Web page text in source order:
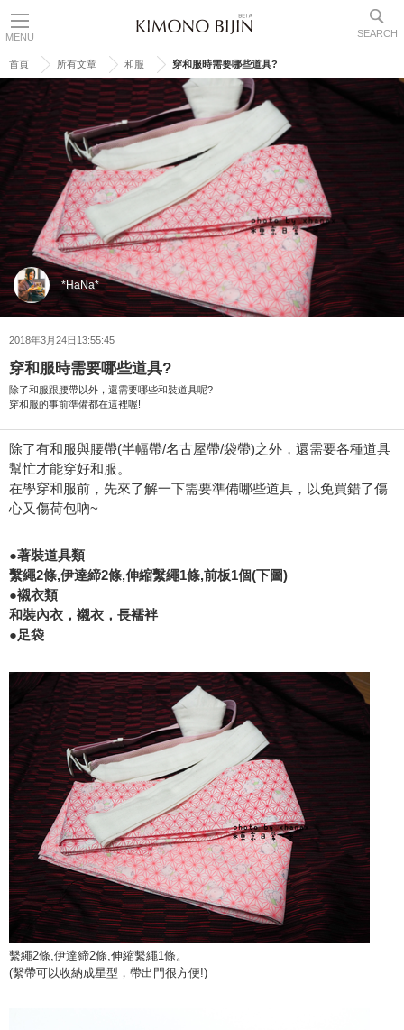
首頁 所有文章 和服 穿和服時需要哪些道具?
*HaNa*
2018年3月24日13:55:45
穿和服時需要哪些道具?
除了和服跟腰帶以外，還需要哪些和裝道具呢?
穿和服的事前準備都在這裡喔!
除了有和服與腰帶(半幅帶/名古屋帶/袋帶)之外，還需要各種道具
幫忙才能穿好和服。
在學穿和服前，先來了解一下需要準備哪些道具，以免買錯了傷
心又傷荷包吶~
●著裝道具類
繫繩2條,伊達締2條,伸縮繫繩1條,前板1個(下圖)
●襯衣類
和裝內衣，襯衣，長襦袢
●足袋
繫繩2條,伊達締2條,伸縮繫繩1條。
(繫帶可以收納成星型，帶出門很方便!)
MENU SEARCH